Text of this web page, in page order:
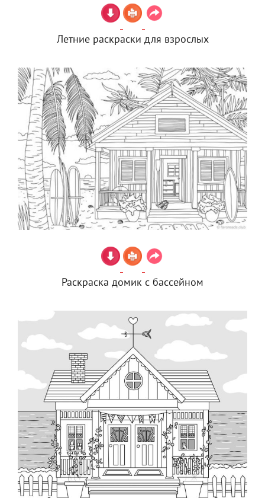
Летние раскраски для взрослых
Раскраска домик с бассейном